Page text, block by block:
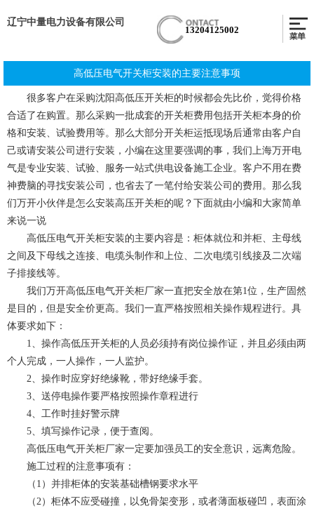
辽宁中量电力设备有限公司
13204125002
高低压电气开关柜安装的主要注意事项
很多客户在采购沈阳高低压开关柜的时候都会先比价，觉得价格
合适了在购置。那么采购一批成套的开关柜费用包括开关柜本身的价
格和安装、试验费用等。那么大部分开关柜运抵现场后通常由客户自
己或请安装公司进行安装，小编在这里要强调的事，我们上海万开电
气是专业安装、试验、服务一站式供电设备施工企业。客户不用在费
神费脑的寻找安装公司，也省去了一笔付给安装公司的费用。那么我
们万开小伙伴是怎么安装高压开关柜的呢？下面就由小编和大家简单
来说一说
高低压电气开关柜安装的主要内容是：柜体就位和并柜、主母线
之间及下母线之连接、电缆头制作和上位、二次电缆引线接及二次端
子排接线等。
我们万开高低压电气开关柜厂家一直把安全放在第1位，生产固然
是目的，但是安全价更高。我们一直严格按照相关操作规程进行。具
体要求如下：
1、操作高低压开关柜的人员必须持有岗位操作证，并且必须由两
个人完成，一人操作，一人监护。
2、操作时应穿好绝缘靴，带好绝缘手套。
3、送停电操作要严格按照操作章程进行
4、工作时挂好警示牌
5、填写操作记录，便于查阅。
高低压电气开关柜厂家一定要加强员工的安全意识，远离危险。
施工过程的注意事项有：
（1）并排柜体的安装基础槽钢要求水平
（2）柜体不应受碰撞，以免骨架变形，或者薄面板碰凹，表面涂